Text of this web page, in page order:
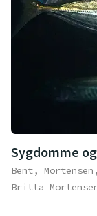
Sygdomme
Bent,
Britta